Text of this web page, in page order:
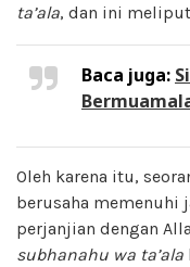
ta’ala, dan ini
Baca juga:
Oleh karena itu,
berusaha memenuhi
perjanjian dengan
subhanahu wa ta’ala